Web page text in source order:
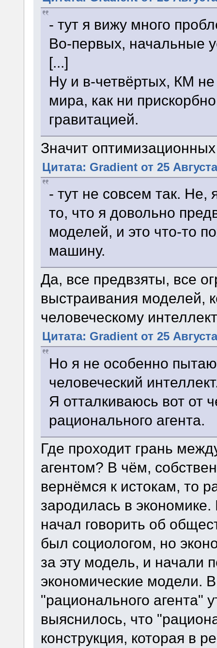
- тут я вижу много
Во-первых, начальные
[...]
Ну и в-четвёртых, КМ
мира, как ни
гравитацией.
Значит
Цитата: Gradient от 25
- тут не совсем так.
то, что я довольно
моделей, и это что-то
машину.
Да, все предвзяты, все
выстраивания моделей,
человеческому
Цитата: Gradient от 25
Но я не особенно
человеческий
Я отталкиваюсь вот от
рационального агента.
Где проходит грань
агентом? В чём,
вернёмся к истокам, то
зародилась в
начал говорить об
был социологом, но
за эту модель, и начали
экономические модели.
"рационального агента"
выяснилось, что
конструкция, которая в